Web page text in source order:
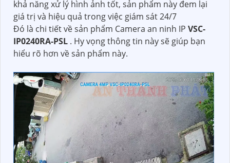
khả năng xử lý hình ảnh tốt, sản phẩm này đem lại
giá trị và hiệu quả trong việc giám sát 24/7
Đó là chi tiết về sản phẩm Camera an ninh IP VSC-
IP0240RA-PSL . Hy vọng thông tin này sẽ giúp bạn
hiểu rõ hơn về sản phẩm này.